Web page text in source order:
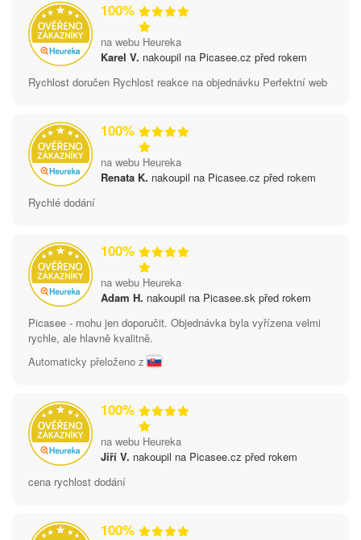
100%
na webu Heureka
Karel V. nakoupil na Picasee.cz před rokem
Rychlost doručen Rychlost reakce na objednávku Perfektní web
100%
na webu Heureka
Renata K. nakoupil na Picasee.cz před rokem
Rychlé dodání
100%
na webu Heureka
Adam H. nakoupil na Picasee.sk před rokem
Picasee - mohu jen doporučit. Objednávka byla vyřízena velmi
rychle, ale hlavně kvalitně.
Automaticky přeloženo z
100%
na webu Heureka
Jiří V. nakoupil na Picasee.cz před rokem
cena rychlost dodání
100%